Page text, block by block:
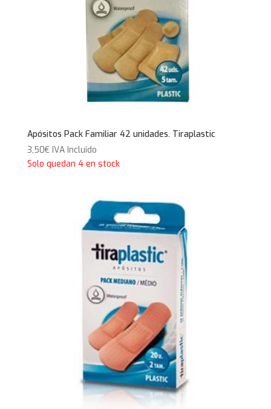
Apósitos Pack Familiar 42 unidades. Tiraplastic
3,50€ IVA Incluido
Solo quedan 4 en stock